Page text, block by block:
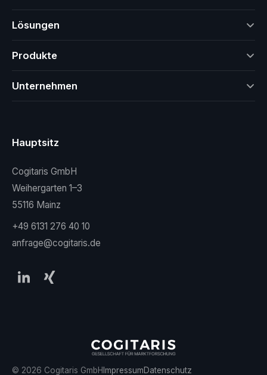
Lösungen
Produkte
Unternehmen
Hauptsitz
Cogitaris GmbH
Weihergarten 1–3
55116 Mainz
+49 6131 276 40 10
anfrage@cogitaris.de
© 2026 Cogitaris GmbH ImpressumDatenschutz